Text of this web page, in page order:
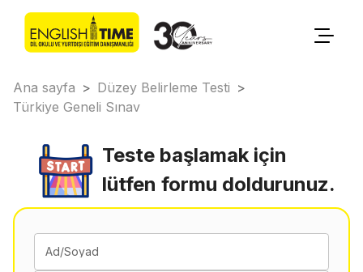
Ana sayfa > Düzey Belirleme Testi >
Türkiye Geneli Sınav
Teste başlamak için
lütfen formu doldurunuz.
Ad/Soyad